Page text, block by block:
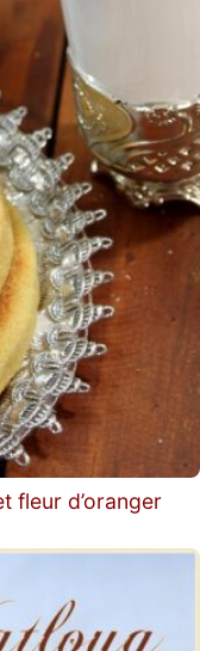
fleur d’oranger